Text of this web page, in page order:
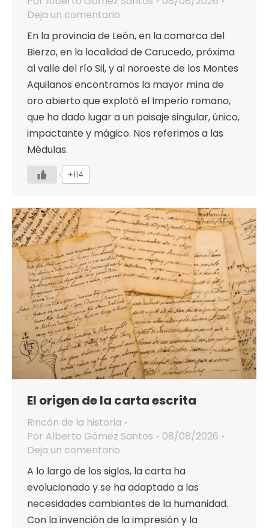
Deja un comentario
En la provincia de León, en la comarca del
Bierzo, en la localidad de Carucedo, próxima
al valle del río Sil, y al noroeste de los Montes
Aquilanos encontramos la mayor mina de
oro abierto que explotó el Imperio romano,
que ha dado lugar a un paisaje singular, único,
impactante y mágico. Nos referimos a las
Médulas.
+114
El origen de la carta escrita
Rincón de la historia
Por Alberto Gómez Santos
08/08/2026
Deja un comentario
A lo largo de los siglos, la carta ha
evolucionado y se ha adaptado a las
necesidades cambiantes de la humanidad.
Con la invención de la impresión y la